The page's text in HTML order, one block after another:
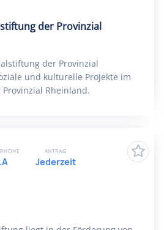
der Provinzial
der Provinzial
und kulturelle Projekte im
Rheinland.
ANTRAG
Jederzeit